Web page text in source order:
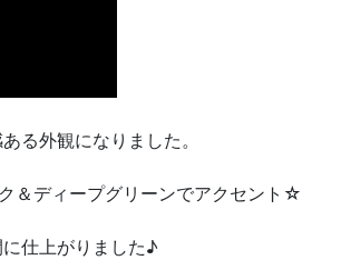
る外観になりました。
＆ディープグリーンでアクセント☆
仕上がりました♪